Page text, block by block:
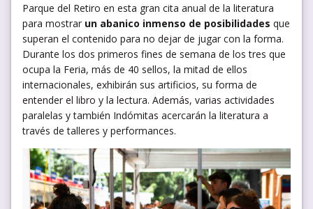
Parque del Retiro en esta gran cita anual de la literatura
para mostrar un abanico inmenso de posibilidades que
superan el contenido para no dejar de jugar con la forma.
Durante los dos primeros fines de semana de los tres que
ocupa la Feria, más de 40 sellos, la mitad de ellos
internacionales, exhibirán sus artificios, su forma de
entender el libro y la lectura. Además, varias actividades
paralelas y también Indómitas acercarán la literatura a
través de talleres y performances.